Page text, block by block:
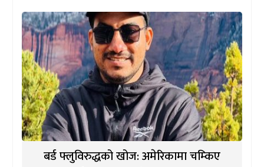
बर्ड फ्लुविरुद्धको खोज: अमेरिकामा चम्किए